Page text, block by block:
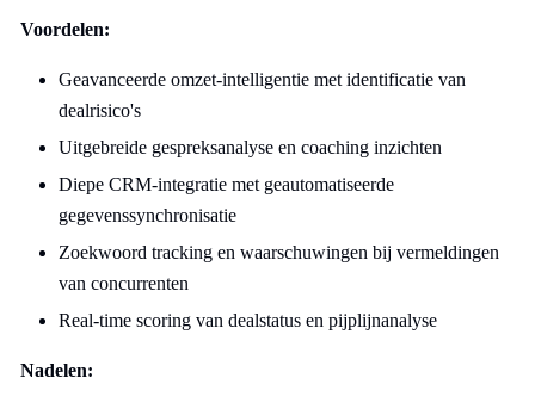
Voordelen:
Geavanceerde omzet-intelligentie met identificatie van
dealrisico's
Uitgebreide gespreksanalyse en coaching inzichten
Diepe CRM-integratie met geautomatiseerde
gegevenssynchronisatie
Zoekwoord tracking en waarschuwingen bij vermeldingen
van concurrenten
Real-time scoring van dealstatus en pijplijnanalyse
Nadelen: